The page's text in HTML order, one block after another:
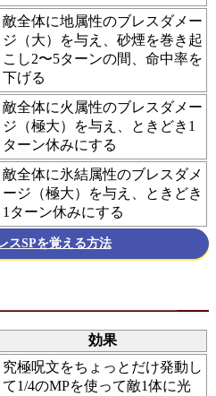
敵全体に地属性のブレスダメー
ジ（大）を与え、砂煙を巻き起
こし2〜5ターンの間、命中率を
下げる
敵全体に火属性のブレスダメー
ジ（極大）を与え、ときどき1
ターン休みにする
敵全体に氷結属性のブレスダメ
ージ（極大）を与え、ときどき
1ターン休みにする
スSPを覚える方法
効果
究極呪文をちょっとだけ発動し
て1/4のMPを使って敵1体に光